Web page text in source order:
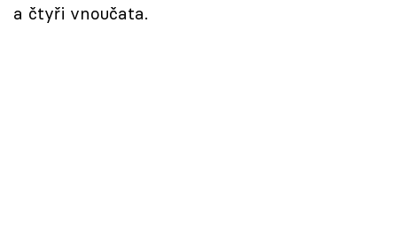
Sledujte prima+
a čtyři vnoučata.